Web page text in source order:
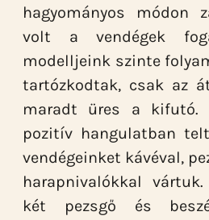
hagyományos módon
volt a vendégek
modelljeink szinte
tartózkodtak, csak az
maradt üres a kifutó.
pozitív hangulatban
vendégeinket kávéval,
harapnivalókkal
két pezsgő és